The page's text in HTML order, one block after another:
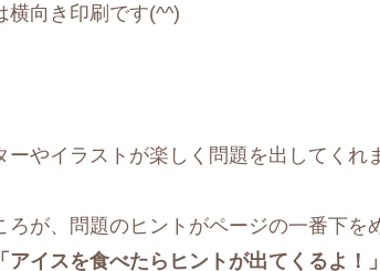
横向き印刷です(^^)
やイラストが楽しく問題を出してくれ
ろが、問題のヒントがページの一番下を
「アイスを食べたらヒントが出てくるよ！」